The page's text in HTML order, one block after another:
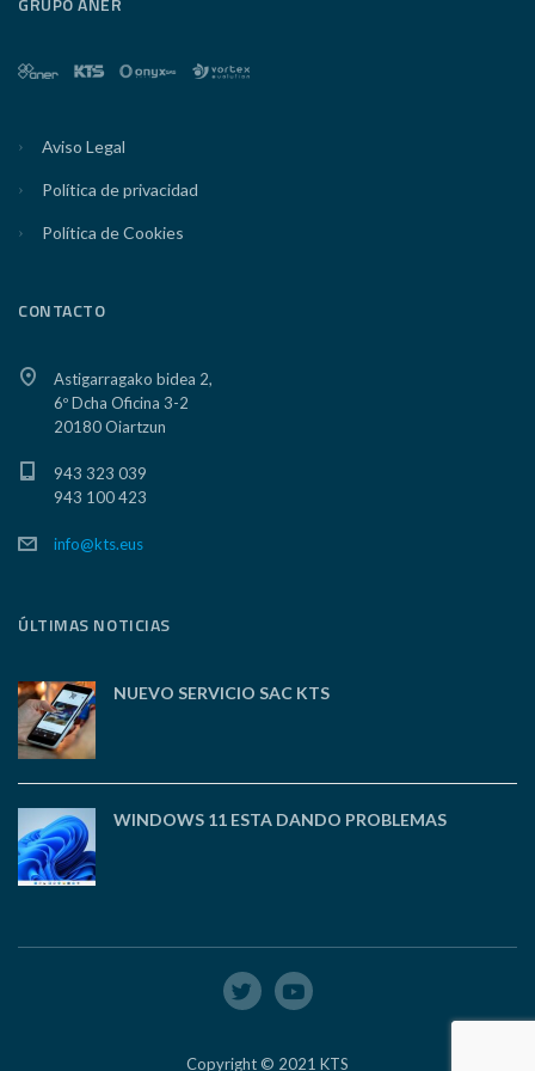
Aviso Legal
Política de privacidad
Política de Cookies
CONTACTO
Astigarragako bidea 2,
6º Dcha Oficina 3-2
20180 Oiartzun
943 323 039
943 100 423
info@kts.eus
ÚLTIMAS NOTICIAS
NUEVO SERVICIO SAC KTS
WINDOWS 11 ESTA DANDO PROBLEMAS
Copyright © 2021 KTS